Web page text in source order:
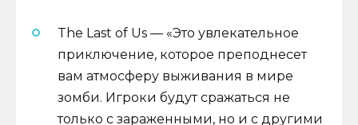
The Last of Us — «Это увлекательное
приключение, которое преподнесет
вам атмосферу выживания в мире
зомби. Игроки будут сражаться не
только с зараженными, но и с другими